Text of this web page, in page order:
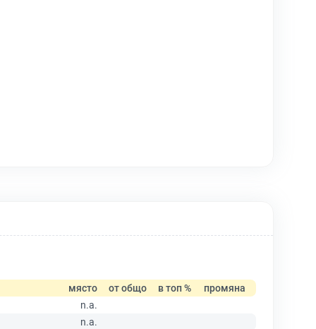
място от общо в топ %
промяна
n.a.
n.a.